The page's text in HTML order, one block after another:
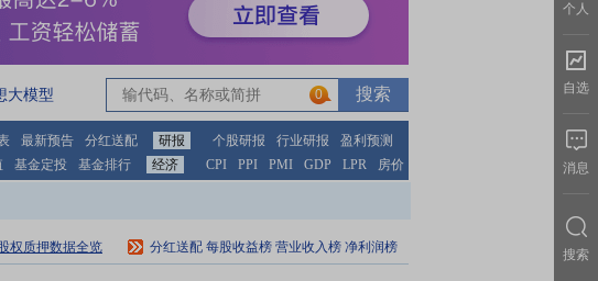
大模型 0
最新预告 分红送配 研报 个股研报 行业研报
盈利预测
基金定投 基金排行 经济 CPI PPI PMI GDP LPR 房价
权质押数据全览 分红送配 每股收益榜 营业收入榜 净利润榜
个人
自选
消息
搜索